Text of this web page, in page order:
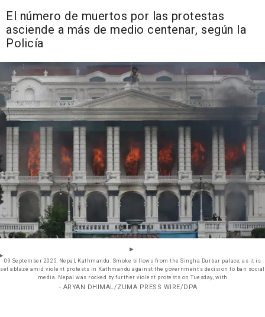
El número de muertos por las protestas
asciende a más de medio centenar, según la
Policía
09 September 2025, Nepal, Kathmandu: Smoke billows from the Singha Durbar palace, as it is
set ablaze amid violent protests in Kathmandu against the government's decision to ban social
media. Nepal was rocked by further violent protests on Tuesday, with
- ARYAN DHIMAL/ZUMA PRESS WIRE/DPA